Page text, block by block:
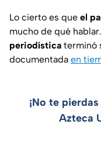
Lo cierto es que el
mucho de qué
periodística terminó
documentada en
¡No te
Azteca